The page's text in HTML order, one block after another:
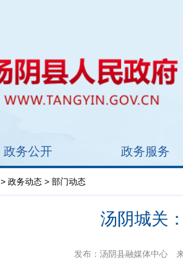
政务公开 政务服务
> 政务动态 > 部门动态
汤阴城关
发布：汤阴县融媒体中心